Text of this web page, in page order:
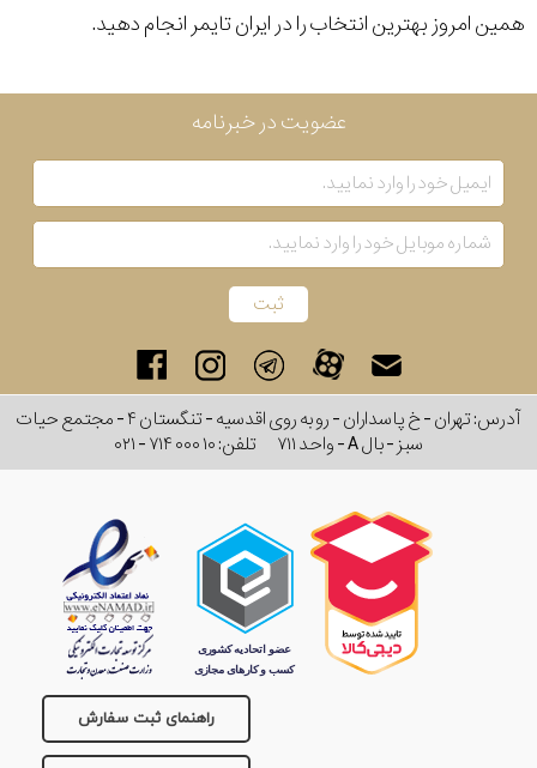
همین امروز بهترین انتخاب را در ایران تایمر انجام دهید.
عضویت در خبرنامه
آدرس: تهران - خ پاسداران - رو به روی اقدسیه - تنگستان ۴ - مجتمع حیات
سبز - بال A - واحد ۷۱۱
تلفن:۰۲۱ - ۷۱۴ ۰۰۰ ۱۰
راهنمای ثبت سفارش